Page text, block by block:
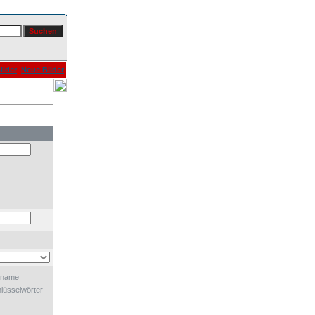
Neue Bilder